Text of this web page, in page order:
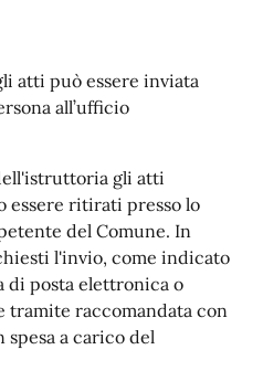
atti può essere inviata
all’ufficio
gli atti
essere ritirati presso lo
del Comune. In
l'invio, come indicato
di posta elettronica o
raccomandata con
a carico del